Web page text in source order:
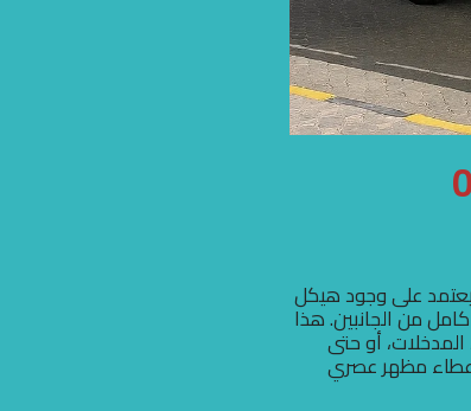
على وجود هيكل
من الجانبين. هذا
أو حتى
مظهر عصري